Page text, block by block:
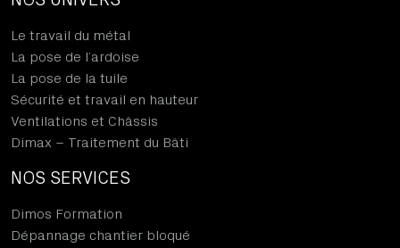
Le travail du métal
La pose de l’ardoise
La pose de la tuile
Sécurité et travail en hauteur
Ventilations et Châssis
Dimax – Traitement du Bâti
NOS SERVICES
Dimos Formation
Dépannage chantier bloqué